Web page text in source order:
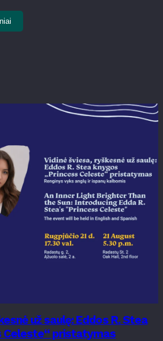
už saulę: Eddos R. Stea
Celeste“ pristatymas